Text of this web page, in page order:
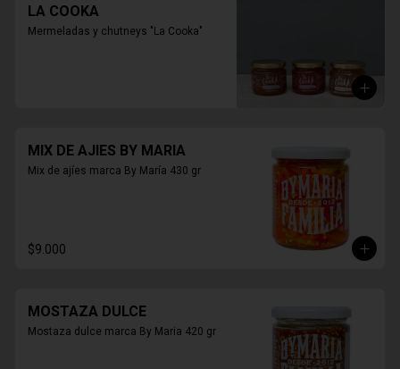
LA COOKA
Mermeladas y chutneys "La Cooka"
MIX DE AJIES BY MARIA
Mix de ajíes marca By María 430 gr
$9.000
MOSTAZA DULCE
Mostaza dulce marca By Maria 420 gr